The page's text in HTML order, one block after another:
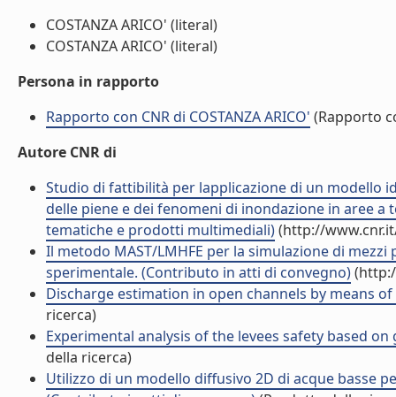
COSTANZA ARICO' (literal)
COSTANZA ARICO' (literal)
Persona in rapporto
Rapporto con CNR di COSTANZA ARICO' (Rapporto
Autore CNR di
Studio di fattibilità per lapplicazione di un
delle piene e dei fenomeni di inondazione in aree
tematiche e prodotti multimediali)(http://
Il metodo MAST/LMHFE per la simulazione di
sperimentale. (Contributo in atti di convegno)
Discharge estimation in open channels by means
ricerca)
Experimental analysis of the levees safety based
della ricerca)
Utilizzo di un modello diffusivo 2D di acque basse